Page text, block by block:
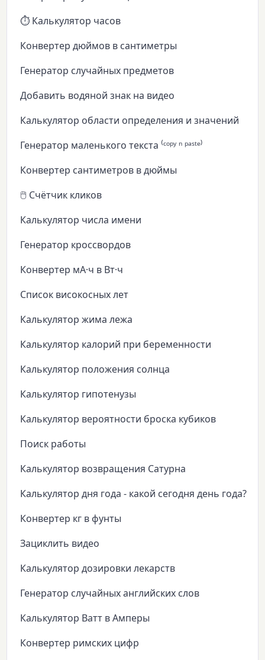
⏱️ Калькулятор часов
Конвертер дюймов в сантиметры
Генератор случайных предметов
Добавить водяной знак на видео
Калькулятор области определения и значений
Генератор маленького текста ⁽ᶜᵒᵖʸ ⁿ ᵖᵃˢᵗᵉ⁾
Конвертер сантиметров в дюймы
🖱️ Счётчик кликов
Калькулятор числа имени
Генератор кроссвордов
Конвертер мА·ч в Вт·ч
Список високосных лет
Калькулятор жима лежа
Калькулятор калорий при беременности
Калькулятор положения солнца
Калькулятор гипотенузы
Калькулятор вероятности броска кубиков
Поиск работы
Калькулятор возвращения Сатурна
Калькулятор дня года - какой сегодня день года?
Конвертер кг в фунты
Зациклить видео
Калькулятор дозировки лекарств
Генератор случайных английских слов
Калькулятор Ватт в Амперы
Конвертер римских цифр